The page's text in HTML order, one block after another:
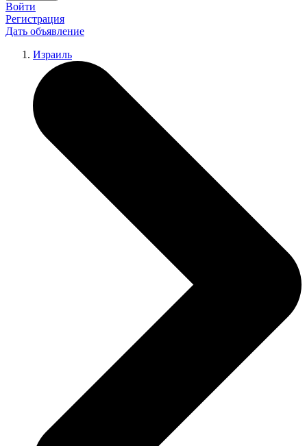
Войти
Регистрация
Дать объявление
Израиль